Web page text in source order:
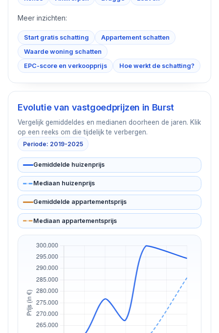
Meer inzichten:
Start gratis schatting
Appartement schatten
Waarde woning schatten
EPC-score en verkoopprijs
Hoe werkt de schatting?
Evolutie van vastgoedprijzen in Burst
Vergelijk gemiddeldes en medianen doorheen de jaren. Klik
op een reeks om die tijdelijk te verbergen.
Periode: 2019-2025
Gemiddelde huizenprijs
Mediaan huizenprijs
Gemiddelde appartementsprijs
Mediaan appartementsprijs